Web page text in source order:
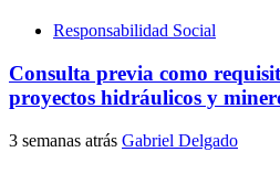
Responsabilidad Social
Consulta previa como
proyectos hidráulicos y
3 semanas atrás Gabriel Delgado